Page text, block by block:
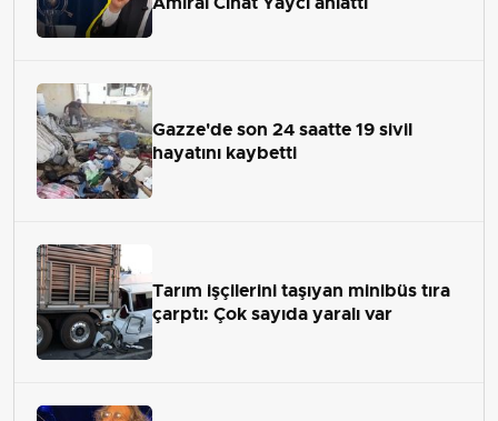
Gazze'de son 24 saatte 19 sivil
hayatını kaybetti
Tarım işçilerini taşıyan minibüs tıra
çarptı: Çok sayıda yaralı var